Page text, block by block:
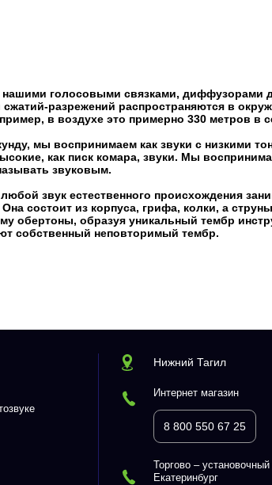
голосовыми связками, диффузорами
разрежений распространяются в
в воздухе это примерно 330 метров в
мы воспринимаем как звуки с низкими
как писк комара, звуки. Мы
звуковым.
звук естественного происхождения
состоит из корпуса, грифа, колки, а
обертоны, образуя уникальный тембр
собственный неповторимый тембр.
Нижний Тагил
Интернет магазин
8 800 550 67 25
Торгово – установочный
Екатеринбург